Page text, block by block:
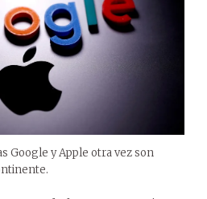
Google y Apple otra vez son